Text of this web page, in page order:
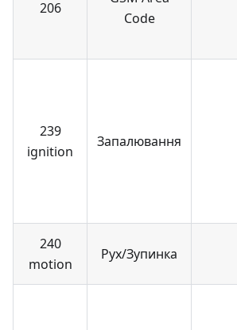
206
Code
239
ignition
Запалювання
240
motion
Рух/Зупинка